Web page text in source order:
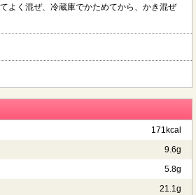
よく混ぜ、冷蔵庫でかためてから、かき混ぜ
171kcal
9.6g
5.8g
21.1g